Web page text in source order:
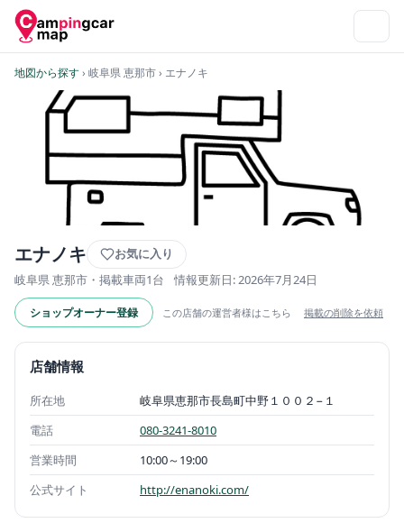
地図から探す› 岐阜県 恵那市› エナノキ
エナノキ お気に入り
岐阜県 恵那市・掲載車両1台 情報更新日: 2026年7月24日
ショップオーナー登録 この店舗の運営者様はこちら 掲載の削除を依頼
店舗情報
所在地
岐阜県恵那市長島町中野１００２−１
電話
080-3241-8010
営業時間
10:00～19:00
公式サイト
http://enanoki.com/